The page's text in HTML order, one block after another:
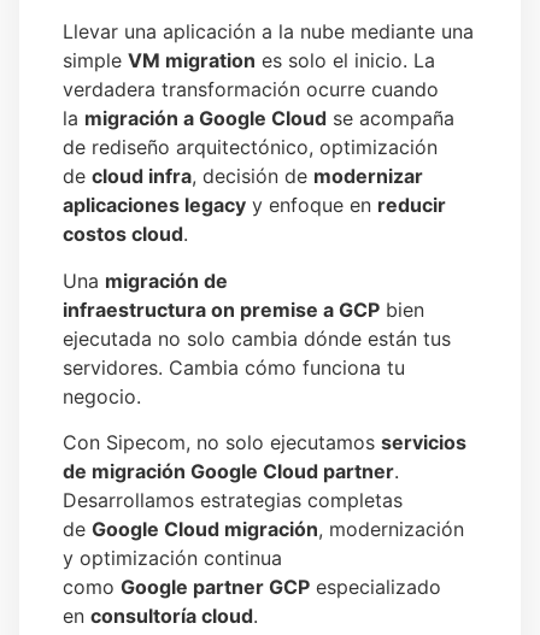
Llevar una aplicación a la nube mediante una
simple VM migration es solo el inicio. La
verdadera transformación ocurre cuando
la migración a Google Cloud se acompaña
de rediseño arquitectónico, optimización
de cloud infra, decisión de modernizar
aplicaciones legacy y enfoque en reducir
costos cloud.
Una migración de
infraestructura on premise a GCP bien
ejecutada no solo cambia dónde están tus
servidores. Cambia cómo funciona tu
negocio.
Con Sipecom, no solo ejecutamos servicios
de migración Google Cloud partner.
Desarrollamos estrategias completas
de Google Cloud migración, modernización
y optimización continua
como Google partner GCP especializado
en consultoría cloud.